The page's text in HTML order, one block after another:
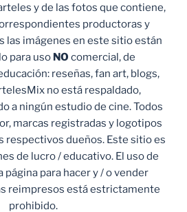
y de las fotos que contiene,
productoras y
las imágenes en este sitio están
para uso NO comercial, de
reseñas, fan art, blogs,
no está respaldado,
a ningún estudio de cine. Todos
marcas registradas y logotipos
respectivos dueños. Este sitio es
de lucro / educativo. El uso de
página para hacer y / o vender
reimpresos está estrictamente
prohibido.